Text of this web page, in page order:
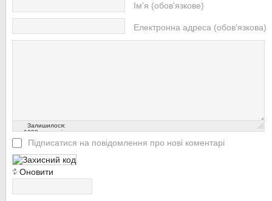
Ім'я (обов'язкове)
Електронна адреса (обов'язкова)
Залишилося:
1000символів
Підписатися на повідомлення про нові коментарі
Оновити